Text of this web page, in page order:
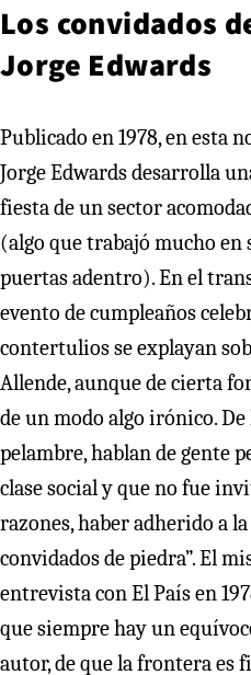
Los convidados
Jorge Edwards
Publicado en 1978, en esta
Jorge Edwards desarrolla
fiesta de un sector
(algo que trabajó mucho
puertas adentro). En el
evento de cumpleaños
contertulios se explayan
Allende, aunque de cierta
de un modo algo irónico.
pelambre, hablan de gente
clase social y que no fue
razones, haber adherido a la
convidados de piedra”. El
entrevista con El País en
que siempre hay un
autor, de que la frontera es